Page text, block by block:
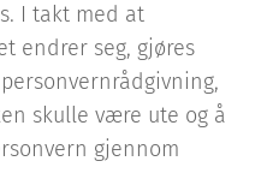
I takt med at
endrer seg, gjøres
skulle være ute og å
gjennom